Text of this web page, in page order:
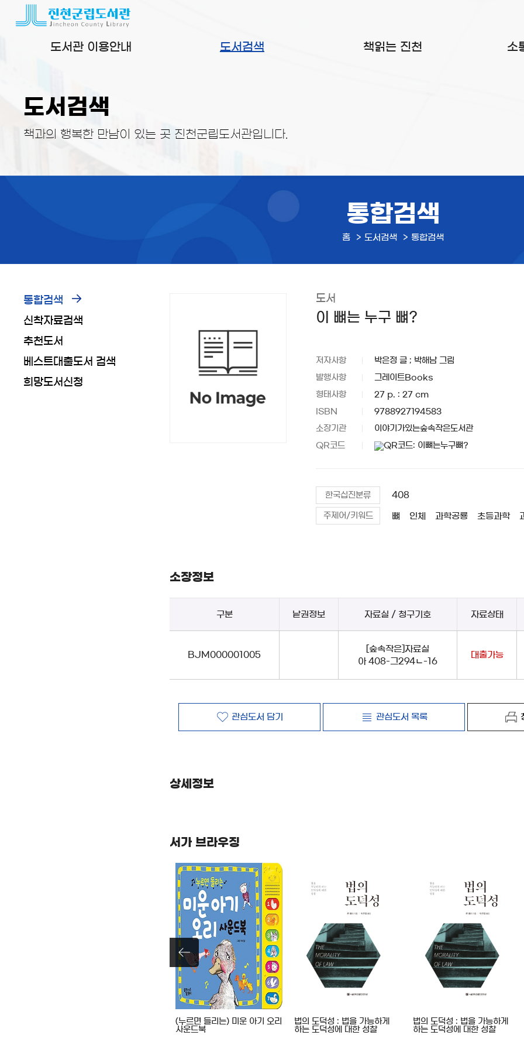
도서관 이용안내 도서검색 책읽는 진천 소
도서검색
책과의 행복한 만남이 있는 곳 진천군립도서관입니다.
통합검색
홈 도서검색 통합검색
통합검색
신착자료검색
추천도서
베스트대출도서 검색
희망도서신청
도서
이 뼈는 누구 뼈?
저자사항 박은정 글 ; 박해남 그림
발행사항 그레이트Books
형태사항 27 p. : 27 cm
ISBN 9788927194583
소장기관 이야기가있는숲속작은도서관
QR코드
한국십진분류 408
주제어/키워드 뼈 인체 과학공룡 초등과학
소장정보
구분 낱권정보 자료실 / 청구기호 자료상태
BJM000001005
[숲속작은]자료실
아 408-그294ㄴ-16
대출가능
관심도서 담기 관심도서 목록
상세정보
서가 브라우징
(누르면 들리는) 미운 아기 오리
사운드북
법의 도덕성 : 법을 가능하게
하는 도덕성에 대한 성찰
법의 도덕성 : 법을 가능하게
하는 도덕성에 대한 성찰